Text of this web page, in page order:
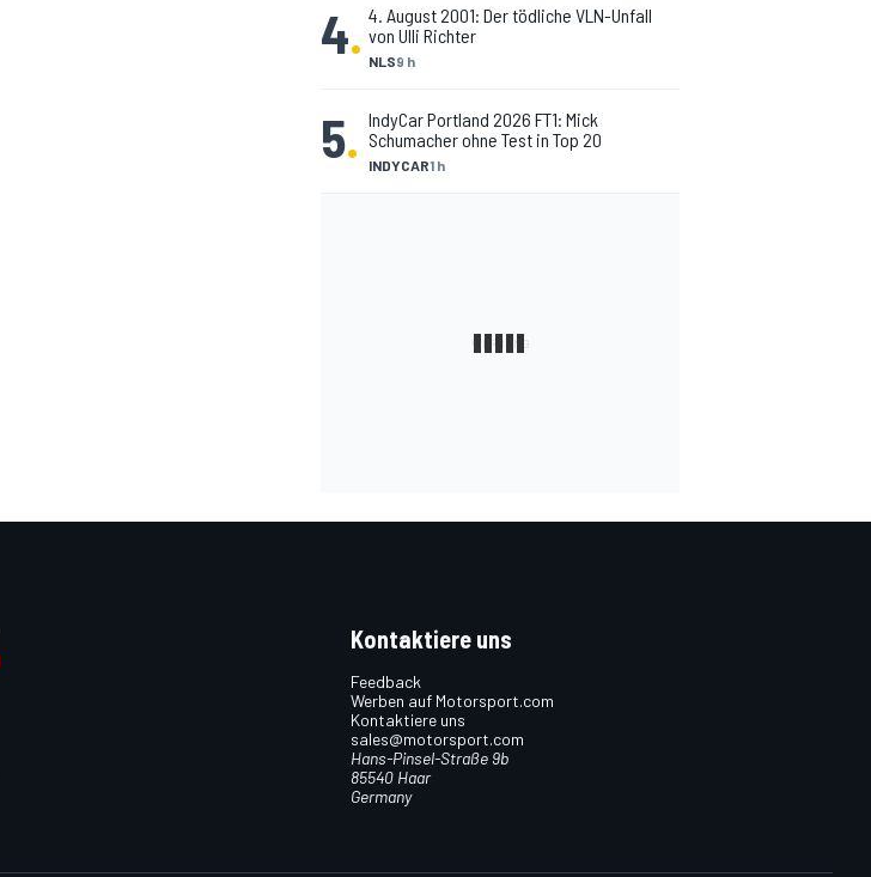
4. NLS9 h
4. August 2001: Der tödliche VLN-Unfall
von Ulli Richter
5. INDYCAR1 h
IndyCar Portland 2026 FT1: Mick
Schumacher ohne Test in Top 20
Kontaktiere uns
Feedback
Werben auf Motorsport.com
Kontaktiere uns
sales@motorsport.com
Hans-Pinsel-Straße 9b
85540 Haar
Germany